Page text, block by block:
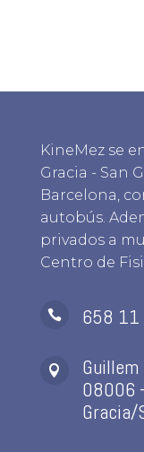
KineMez se
Gracia - San
Barcelona,
autobús.
privados a
Centro de
 658

08006 -
Gracia/